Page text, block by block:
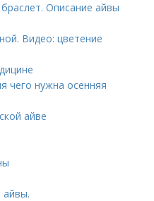
Описание айвы
Видео: цветение
чего нужна осенняя
айве
айвы.